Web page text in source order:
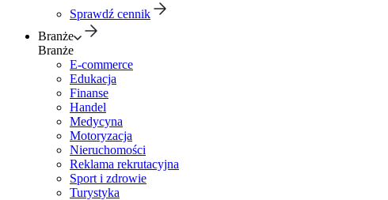
Sprawdź cennik
Branże
Branże
E-commerce
Edukacja
Finanse
Handel
Medycyna
Motoryzacja
Nieruchomości
Reklama rekrutacyjna
Sport i zdrowie
Turystyka